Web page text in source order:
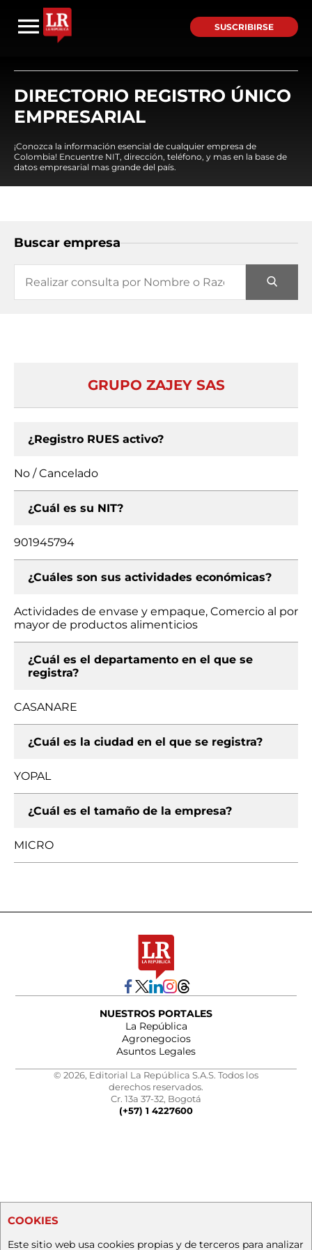
SUSCRIBIRSE
DIRECTORIO REGISTRO ÚNICO
EMPRESARIAL
¡Conozca la información esencial de cualquier empresa de
Colombia! Encuentre NIT, dirección, teléfono, y mas en la base de
datos empresarial mas grande del país.
Buscar empresa
GRUPO ZAJEY SAS
¿Registro RUES activo?
No / Cancelado
¿Cuál es su NIT?
901945794
¿Cuáles son sus actividades económicas?
Actividades de envase y empaque, Comercio al por
mayor de productos alimenticios
¿Cuál es el departamento en el que se
registra?
CASANARE
¿Cuál es la ciudad en el que se registra?
YOPAL
¿Cuál es el tamaño de la empresa?
MICRO
NUESTROS PORTALES
La República
Agronegocios
Asuntos Legales
© 2026, Editorial La República S.A.S. Todos los
derechos reservados.
Cr. 13a 37-32, Bogotá
(+57) 1 4227600
COOKIES
Este sitio web usa cookies propias y de terceros para analizar